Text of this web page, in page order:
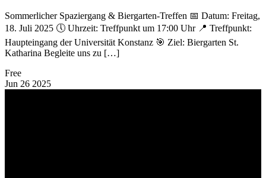
Sommerlicher Spaziergang & Biergarten-Treffen 📅 Datum: Freitag,
18. Juli 2025 🕔 Uhrzeit: Treffpunkt um 17:00 Uhr 📍 Treffpunkt:
Haupteingang der Universität Konstanz 🎯 Ziel: Biergarten St.
Katharina Begleite uns zu […]
Free
Jun 26 2025